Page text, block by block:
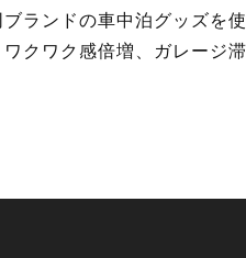
ランドの車中泊グッズを
ワクワク感倍増、ガレージ